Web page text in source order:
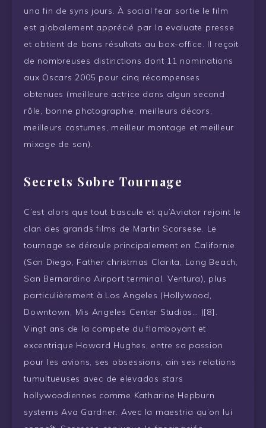
una fin de syns jours. À social fear sortie le film
est globalement apprécié par la evaluate presse
et obtient de bons résultats au box-office. Il reçoit
de nombreuses distinctions dont 11 nominations
aux Oscars 2005 pour cinq récompenses
obtenues (meilleure actrice dans algun second
rôle, bonne photographie, meilleurs décors,
meilleurs costumes, meilleur montage et meilleur
mixage de son).
Secrets Sobre Tournage
C’est alors que tout bascule et qu’Aviator rejoint le
clan des grands films de Martin Scorsese. Le
tournage se déroule principalement en Californie
(San Diego, Father christmas Clarita, Long Beach,
San Bernardino Airport terminal, Ventura), plus
particulièrement à Los Angeles (Hollywood,
Downtown, Mis Angeles Center Studios… )[8].
Vingt ans de la compete du flamboyant et
excentrique Howard Hughes, entre sa passion
pour les avions, ses obsessions, ain ses relations
tumultueuses avec de elevados stars
hollywoodiennes comme Katharine Hepburn
systems Ava Gardner. Avec la maestria qu’on lui